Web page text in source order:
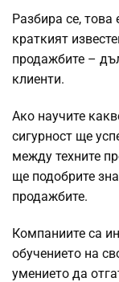
Разбира се,
краткият
продажбите –
клиенти.
Ако научите
сигурност ще
между техните
ще подобрите
продажбите.
Компаниите са
обучението на
умението да